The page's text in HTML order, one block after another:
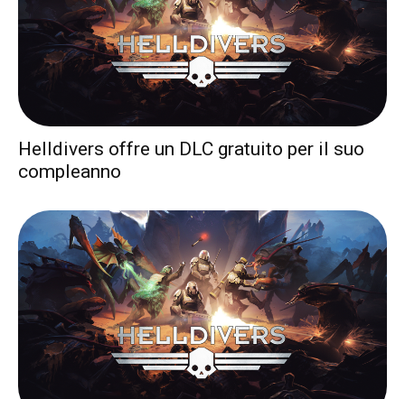
Helldivers offre un DLC gratuito per il suo
compleanno